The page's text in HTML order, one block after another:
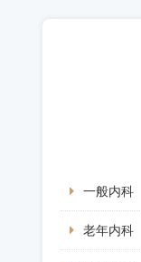
一般内科
老年内科